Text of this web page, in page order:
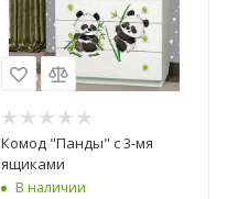
Комод "Панды" с 3-мя
ящиками
В наличии